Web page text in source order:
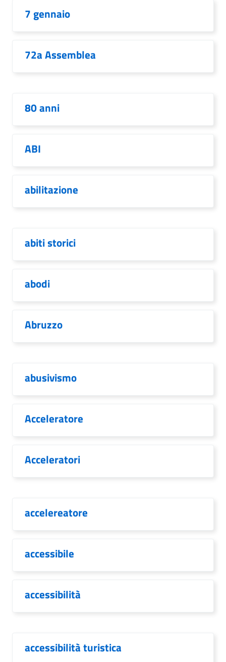
7 gennaio
72a Assemblea
80 anni
ABI
abilitazione
abiti storici
abodi
Abruzzo
abusivismo
Acceleratore
Acceleratori
accelereatore
accessibile
accessibilità
accessibilità turistica